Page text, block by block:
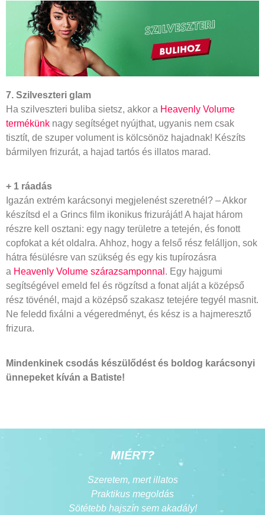
7. Szilveszteri glam
Ha szilveszteri buliba sietsz, akkor a Heavenly Volume
termékünk nagy segítséget nyújthat, ugyanis nem csak
tisztít, de szuper volument is kölcsönöz hajadnak! Készíts
bármilyen frizurát, a hajad tartós és illatos marad.
+ 1 ráadás
Igazán extrém karácsonyi megjelenést szeretnél? – Akkor
készítsd el a Grincs film ikonikus frizuráját! A hajat három
részre kell osztani: egy nagy területre a tetején, és fonott
copfokat a két oldalra. Ahhoz, hogy a felső rész felálljon, sok
hátra fésülésre van szükség és egy kis tupírozásra
a Heavenly Volume szárazsamponnal . Egy hajgumi
segítségével emeld fel és rögzítsd a fonat alját a középső
rész tövénél, majd a középső szakasz tetejére tegyél masnit.
Ne feledd fixálni a végeredményt, és kész is a hajmeresztő
frizura.
Mindenkinek csodás készülődést és boldog karácsonyi
ünnepeket kíván a Batiste!
MIÉRT?
Szeretem, mert illatos
Praktikus megoldás
Sötétebb hajszín sem akadály!